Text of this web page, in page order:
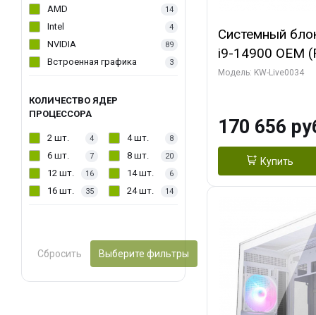
AMD 14
Intel 4
NVIDIA 89
Встроенная графика 3
КОЛИЧЕСТВО ЯДЕР
ПРОЦЕССОРА
2 шт. 4 4 шт. 8
6 шт. 7 8 шт. 20
12 шт. 16 14 шт. 6
16 шт. 35 24 шт. 14
Сбросить Выберите фильтры
Системный
i9-14900 OEM
C24 16EC/
/ 1 ТБ SSD)
Модель: KW-Live0034
170 656
Купить